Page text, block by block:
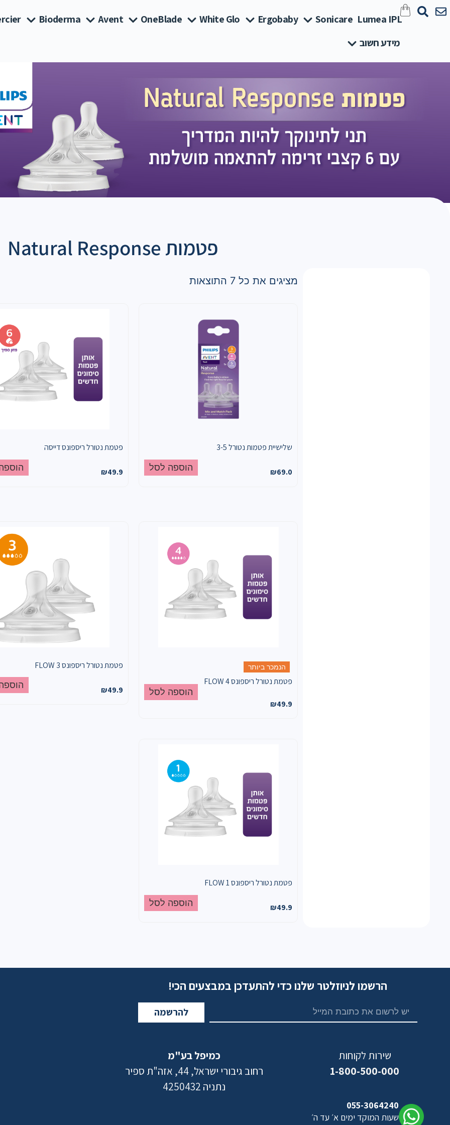
Lumea IPL
Sonicare
Ergobaby
White Glo
OneBlade
Avent
Bioderma
מידע חשוב
פטמות Natural Response
מציגים את כל ⁦7⁩ התוצאות
שלישיית פטמות נטורל 3-5
₪69.0 הוספה לסל
פטמת נטורל ריספונס דייסה
₪49.9
הנמכר ביותר
פטמת נטורל ריספונס FLOW 4
₪49.9
הוספה לסל
פטמת נטורל ריספונס FLOW 3
₪49.9
פטמת נטורל ריספונס FLOW 1
₪49.9 הוספה לסל
הרשמו לניוזלטר שלנו כדי להתעדכן במבצעים הכי!
להרשמה
שירות לקוחות
1-800-500-000
055-3064240
שעות המוקד ימים א׳ עד ה׳
כמיפל בע"מ
רחוב גיבורי ישראל, 44, אזה"ת ספיר
נתניה 4250432